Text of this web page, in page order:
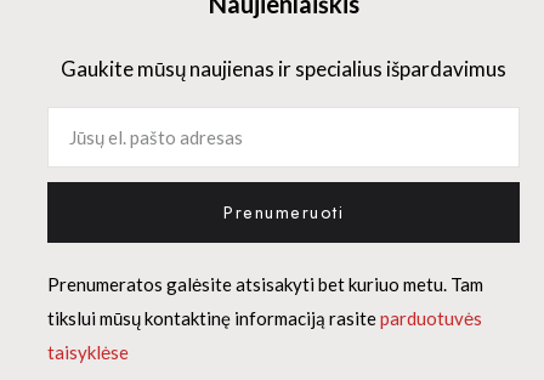
Gaukite mūsų naujienas ir specialius išpardavimus
Prenumeruoti
Prenumeratos galėsite atsisakyti bet kuriuo metu. Tam
tikslui mūsų kontaktinę informaciją rasiteparduotuvės
taisyklėse